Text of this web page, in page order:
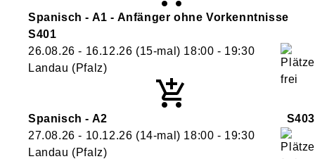
Spanisch - A1 - Anfänger ohne Vorkenntnisse
S401
26.08.26 - 16.12.26 (15-mal) 18:00 - 19:30
Landau (Pfalz)
Spanisch - A2
S403
27.08.26 - 10.12.26 (14-mal) 18:00 - 19:30
Landau (Pfalz)